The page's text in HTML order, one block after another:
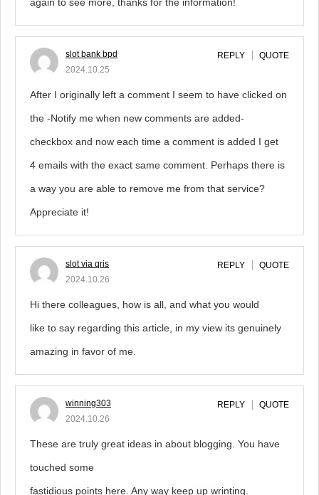
again to see more, thanks for the information!
slot bank bpd
2024.10.25
REPLY QUOTE
After I originally left a comment I seem to have clicked on
the -Notify me when new comments are added-
checkbox and now each time a comment is added I get
4 emails with the exact same comment. Perhaps there is
a way you are able to remove me from that service?
Appreciate it!
slot via qris
2024.10.26
REPLY QUOTE
Hi there colleagues, how is all, and what you would
like to say regarding this article, in my view its genuinely
amazing in favor of me.
winning303
2024.10.26
REPLY QUOTE
These are truly great ideas in about blogging. You have
touched some
fastidious points here. Any way keep up wrinting.